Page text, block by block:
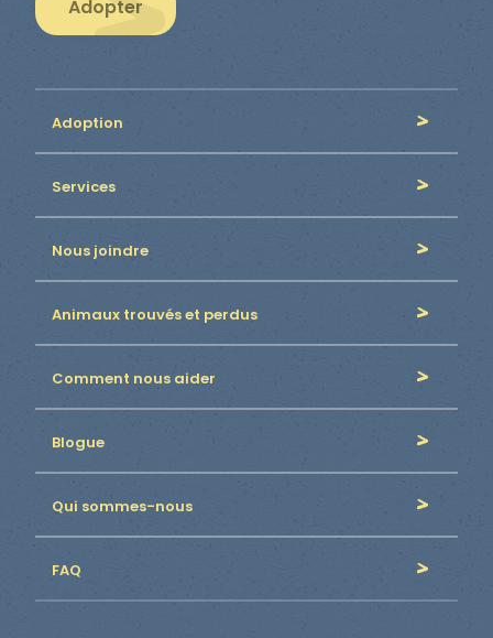
Adopter
Adoption
Services
Nous joindre
Animaux trouvés et perdus
Comment nous aider
Blogue
Qui sommes-nous
FAQ